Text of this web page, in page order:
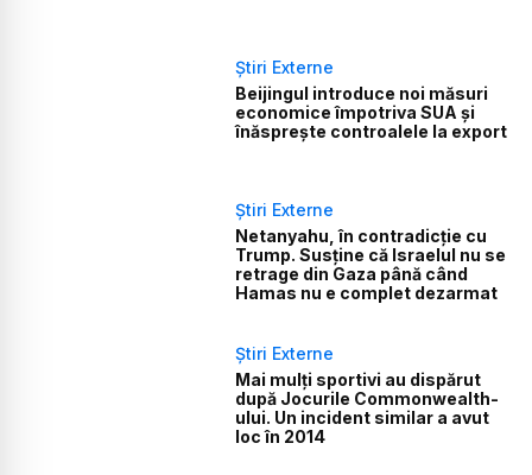
Știri Externe
Beijingul introduce noi măsuri
economice împotriva SUA și
înăsprește controalele la export
Știri Externe
Netanyahu, în contradicție cu
Trump. Susține că Israelul nu se
retrage din Gaza până când
Hamas nu e complet dezarmat
Știri Externe
Mai mulți sportivi au dispărut
după Jocurile Commonwealth-
ului. Un incident similar a avut
loc în 2014